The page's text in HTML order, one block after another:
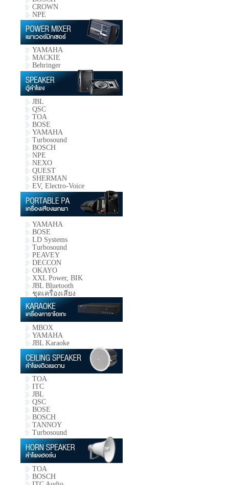
CROWN
NPE
YAMAHA
MACKIE
Behringer
JBL
QSC
TOA
BOSE
YAMAHA
Turbosound
BOSCH
NPE
NEXO
QUEST
SHERMAN
EV, Electro-Voice
YAMAHA
BOSE
LD Systems
Turbosound
PEAVEY
DECCON
OKAYO
XXL Power, BIK
JBL Bluetooth
ชุดเครื่องเสียง
MBOX
YAMAHA
JBL Karaoke
TOA
ITC
JBL
QSC
BOSE
BOSCH
TANNOY
Turbosound
TOA
BOSCH